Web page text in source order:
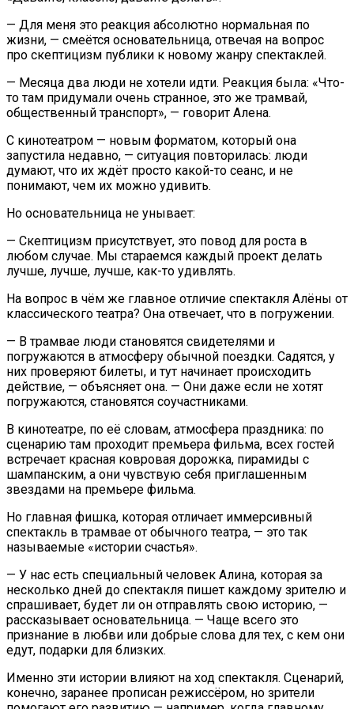
— Для меня это реакция абсолютно нормальная по
жизни, — смеётся основательница, отвечая на вопрос
про скептицизм публики к новому жанру спектаклей.
— Месяца два люди не хотели идти. Реакция была: «Что-
то там придумали очень странное, это же трамвай,
общественный транспорт», — говорит Алена.
С кинотеатром — новым форматом, который она
запустила недавно, — ситуация повторилась: люди
думают, что их ждёт просто какой-то сеанс, и не
понимают, чем их можно удивить.
Но основательница не унывает:
— Скептицизм присутствует, это повод для роста в
любом случае. Мы стараемся каждый проект делать
лучше, лучше, лучше, как-то удивлять.
На вопрос в чём же главное отличие спектакля Алёны от
классического театра? Она отвечает, что в погружении.
— В трамвае люди становятся свидетелями и
погружаются в атмосферу обычной поездки. Садятся, у
них проверяют билеты, и тут начинает происходить
действие, — объясняет она. — Они даже если не хотят
погружаются, становятся соучастниками.
В кинотеатре, по её словам, атмосфера праздника: по
сценарию там проходит премьера фильма, всех гостей
встречает красная ковровая дорожка, пирамиды с
шампанским, а они чувствую себя приглашенным
звездами на премьере фильма.
Но главная фишка, которая отличает иммерсивный
спектакль в трамвае от обычного театра, — это так
называемые «истории счастья».
— У нас есть специальный человек Алина, которая за
несколько дней до спектакля пишет каждому зрителю и
спрашивает, будет ли он отправлять свою историю, —
рассказывает основательница. — Чаще всего это
признание в любви или добрые слова для тех, с кем они
едут, подарки для близких.
Именно эти истории влияют на ход спектакля. Сценарий,
конечно, заранее прописан режиссёром, но зрители